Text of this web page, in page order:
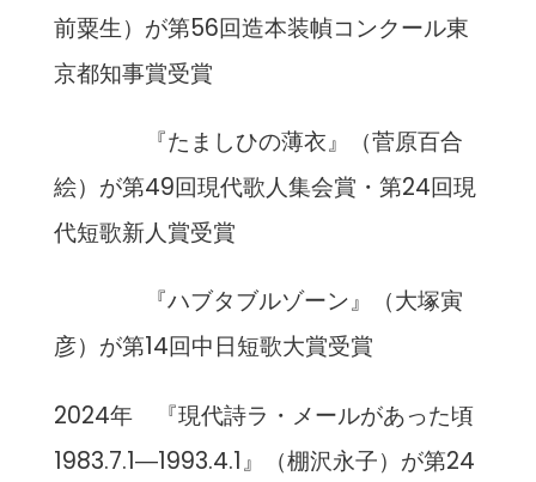
前粟生）が第56回造本装幀コンクール東
京都知事賞受賞
『たましひの薄衣』（菅原百合
絵）が第49回現代歌人集会賞・第24回現
代短歌新人賞受賞
『ハブタブルゾーン』（大塚寅
彦）が第14回中日短歌大賞受賞
2024年 『現代詩ラ・メールがあった頃
1983.7.1―1993.4.1』（棚沢永子）が第24